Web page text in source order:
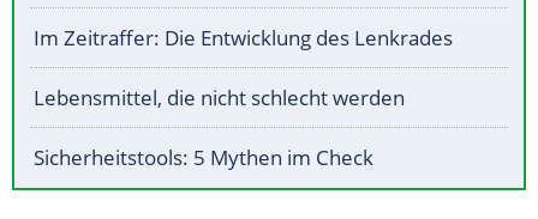
Im Zeitraffer: Die Entwicklung des Lenkrades
Lebensmittel, die nicht schlecht werden
Sicherheitstools: 5 Mythen im Check